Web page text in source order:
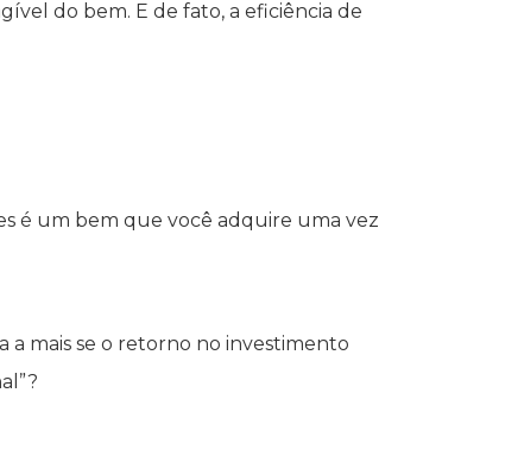
do bem. E de fato, a eficiência de
é um bem que você adquire uma vez
a mais se o retorno no investimento